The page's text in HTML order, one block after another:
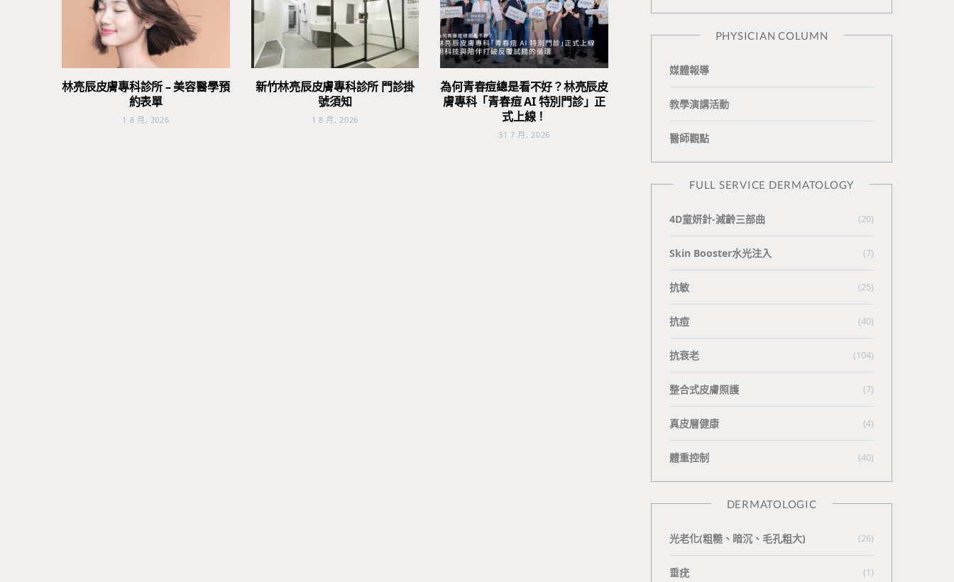
林亮辰皮膚專科診所 – 美容醫學預
約表單
1 8 月, 2026
新竹林亮辰皮膚專科診所 門診掛
號須知
1 8 月, 2026
為何青春痘總是看不好？林亮辰皮
膚專科「青春痘 AI 特別門診」正
式上線！
31 7 月, 2026
n
e
PHYSICIAN COLUMN
媒體報導
教學演講活動
醫師觀點
FULL SERVICE DERMATOLOGY
4D童妍針-減齡三部曲 (20)
Skin Booster水光注入 (7)
抗敏 (25)
抗痘 (40)
抗衰老 (104)
整合式皮膚照護 (7)
真皮層健康 (4)
體重控制 (40)
DERMATOLOGIC
光老化(粗糙、暗沉、毛孔粗大) (26)
垂疣 (1)